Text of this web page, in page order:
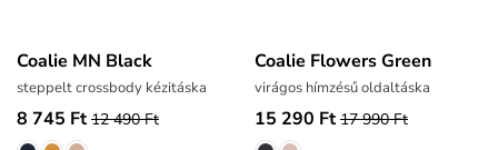
Coalie MN Black
steppelt crossbody kézitáska
8 745 Ft 12 490 Ft
Coalie Flowers Green
virágos hímzésű oldaltáska
15 290 Ft 17 990 Ft